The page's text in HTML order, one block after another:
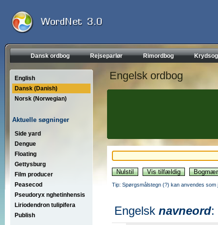
Dansk ordbog Rejseparlør Rimordbog
English
Dansk (Danish)
Norsk (Norwegian)
Aktuelle søgninger
Side yard
Dengue
Floating
Gettysburg
Film producer
Peasecod
Pseudoryx nghetinhensis
Liriodendron tulipifera
Publish
Engelsk ordbog
Tip: Spørgsmålstegn (?) kan anvendes
Engelsk navneord: